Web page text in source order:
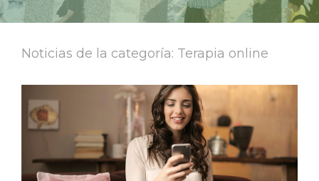
Noticias de la categoría: Terapia online